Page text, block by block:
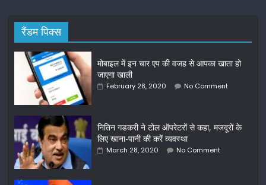
रैंडम पिक्स
मोबाइल में इन चार एप की वजह से आपका खाता हो
जाएगा खाली
February 28, 2020 No Comment
नितिन गडकरी ने टोल ऑपरेटरों से कहा, मजदूरों के
लिए खाना-पानी की करें व्यवस्था
March 28, 2020 No Comment